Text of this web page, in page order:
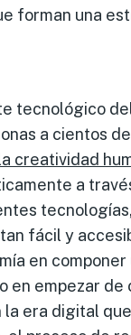
forman una
tecnológico
a cientos de
creatividad
a
fácil y
en componer
en empezar
era digital